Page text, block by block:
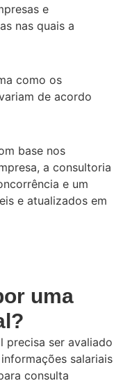
e
nas quais a
como os
de acordo
base nos
a consultoria
e um
e atualizados em
uma
precisa ser avaliado
salariais
consulta